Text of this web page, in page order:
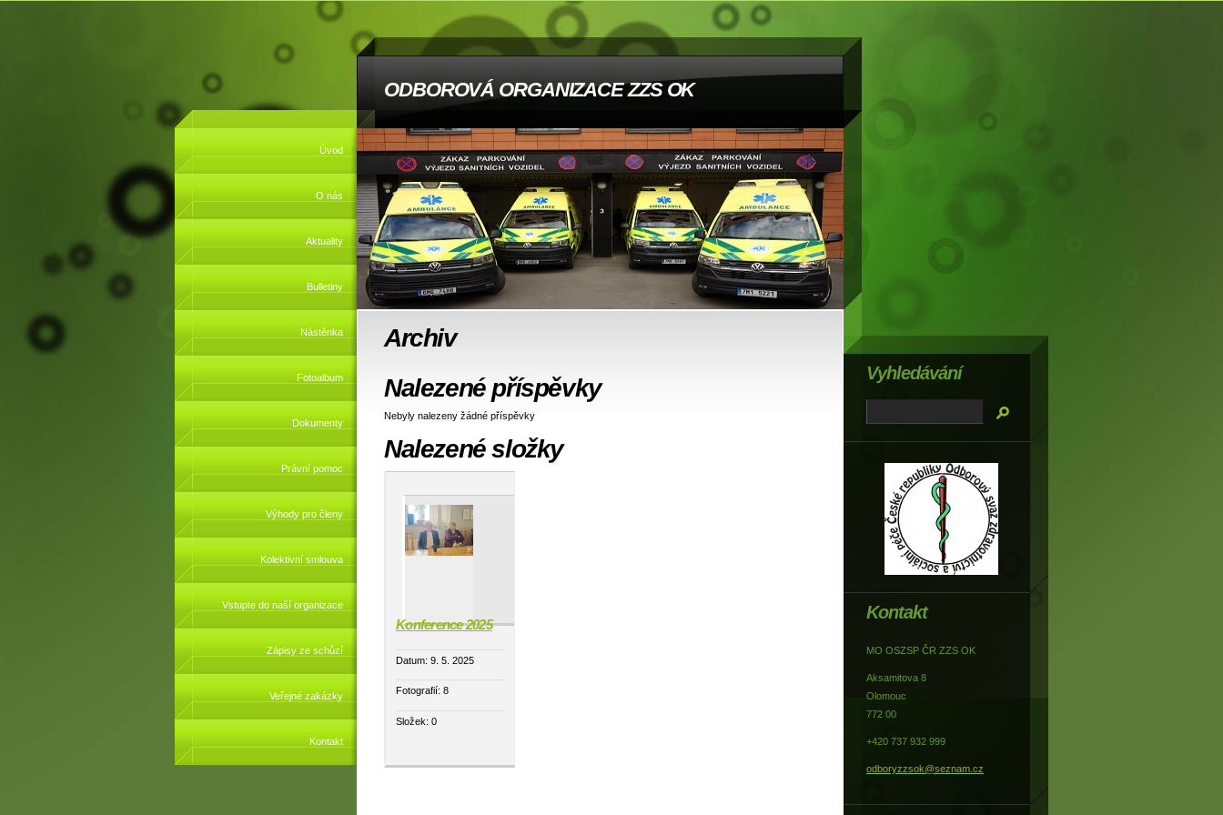
ODBOROVÁ ORGANIZACE ZZS OK
Úvod
O nás
Aktuality
Bulletiny
Nástěnka
Fotoalbum
Dokumenty
Právní pomoc
Výhody pro členy
Kolektivní smlouva
Vstupte do naší organizace
Zápisy ze schůzí
Veřejné zakázky
Kontakt
Archiv
Nalezené příspěvky
Nebyly nalezeny žádné příspěvky
Nalezené složky
Konference 2025
Datum: 9. 5. 2025
Fotografií: 8
Složek: 0
Kontakt
MO OSZSP ČR ZZS OK
Aksamitova 8
Olomouc
772 00
+420 737 932 999
odboryzzsok@seznam.cz
Vyhledávání